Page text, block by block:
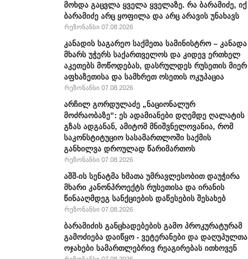
მოხდა გაცვლა ყველა ყველაზე. რა ბარამიძე, იქ
ბარამიძე არც ყოფილა და არც არავის უნახავს
რეზონანსი 07.08.2026
კანადის საგარეო საქმეთა სამინისტრო – კანადა
მხარს უჭერს საქართველოს და კიდევ ერთხელ
აკეთებს მოწოდებას, დასრულდეს რუსეთის მიერ
აფხაზეთისა და სამხრეთ ოსეთის ოკუპაცია
რეზონანსი 07.08.2026
არჩილ გორდულაძე „ნაციონალურ
მოძრაობაზე“: ეს ადამიანები დღემდე ღალატის
გზას ადგანან, ამიტომ მნიშვნელოვანია, რომ
საკონსტიტუციო სასამართლოში საქმის
განხილვა დროულად წარიმართოს
რეზონანსი 07.08.2026
აშშ-ის სენატმა ხმათა უმრავლესობით დაუჭირა
მხარი კანონპროექტს რუსეთისა და ირანის
წინააღმდეგ სანქციების დაწესების შესახებ
რეზონანსი 07.08.2026
ბარამიძის განცხადებების გამო პროკურატურამ
გამოძიება დაიწყო - ვეტერანები და დაღუპულთა
ოჯახები სამართლებრივ რეაგირებას ითხოვენ